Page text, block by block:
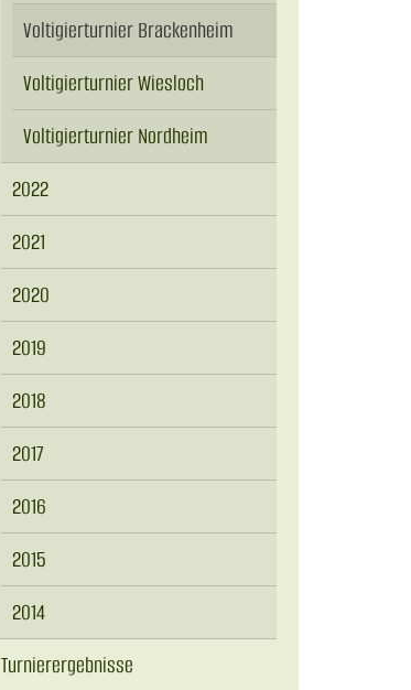
Voltigierturnier Brackenheim
Voltigierturnier Wiesloch
Voltigierturnier Nordheim
2022
2021
2020
2019
2018
2017
2016
2015
2014
Turnierergebnisse